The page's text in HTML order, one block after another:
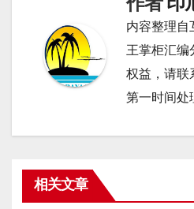
内容整理自
王掌柜汇编
权益，请联
第一时间处
相关文章